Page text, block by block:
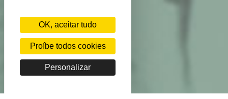
OK, aceitar tudo
Proíbe todos cookies
Personalizar